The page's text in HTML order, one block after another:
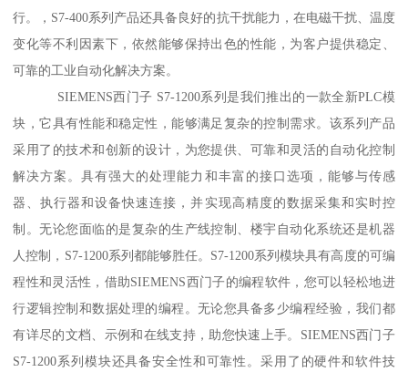
行。，S7-400系列产品还具备良好的抗干扰能力，在电磁干扰、温度
变化等不利因素下，依然能够保持出色的性能，为客户提供稳定、
可靠的工业自动化解决方案。
SIEMENS西门子 S7-1200系列是我们推出的一款全新PLC模
块，它具有性能和稳定性，能够满足复杂的控制需求。该系列产品
采用了的技术和创新的设计，为您提供、可靠和灵活的自动化控制
解决方案。具有强大的处理能力和丰富的接口选项，能够与传感
器、执行器和设备快速连接，并实现高精度的数据采集和实时控
制。无论您面临的是复杂的生产线控制、楼宇自动化系统还是机器
人控制，S7-1200系列都能够胜任。S7-1200系列模块具有高度的可编
程性和灵活性，借助SIEMENS西门子的编程软件，您可以轻松地进
行逻辑控制和数据处理的编程。无论您具备多少编程经验，我们都
有详尽的文档、示例和在线支持，助您快速上手。SIEMENS西门子
S7-1200系列模块还具备安全性和可靠性。采用了的硬件和软件技